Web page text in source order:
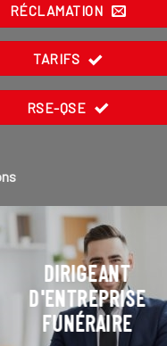
RÉCLAMATION
TARIFS
RSE-QSE
DIRIGEANT
D'ENTREPRISE
FUNÉRAIRE